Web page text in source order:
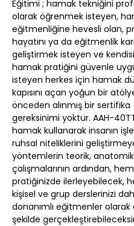
Eğitimi ; hamak tekniğini
olarak öğrenmek isteyen,
eğitmenliğine hevesli olan,
hayatını ya da eğitmenlik
geliştirmek isteyen ve
hamak pratiğini güvenle
isteyen herkes için hamak
kapısını açan yoğun bir
önceden alınmış bir sertifika
gereksinimi yoktur. AAH-
hamak kullanarak insanın
ruhsal niteliklerini
yöntemlerin teorik,
çalışmalarının ardından,
pratiğinizde ilerleyebilecek,
kişisel ve grup derslerinizi
donanımlı eğitmenler olarak
şekilde